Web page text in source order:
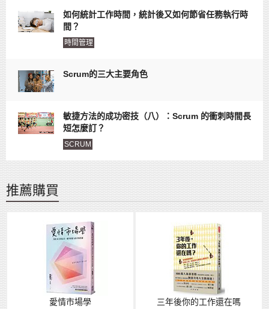
如何統計工作時間，統計後又如何節省任務執行時
間？
時間管理
Scrum的三大主要角色
敏捷方法的成功密技（八）：Scrum 的衝刺時間長
短怎麼訂？
SCRUM
推薦購買
愛情市場學 三年後你的工作還在嗎